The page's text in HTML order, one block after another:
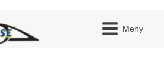
Meny